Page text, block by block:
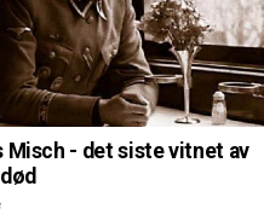
Misch - det siste vitnet av